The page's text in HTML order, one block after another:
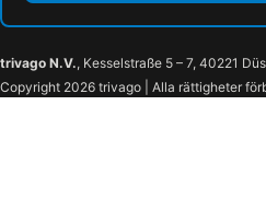
trivago N.V., Kesselstraße 5 – 7, 40221
Copyright 2026 trivago | Alla rättigheter